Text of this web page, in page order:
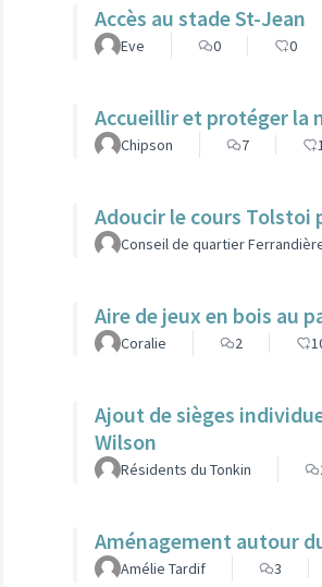
Accès au stade St-Jean
Eve 0 0
Accueillir et protéger la
Chipson 7
Adoucir le cours Tolstoi
Conseil de quartier
Aire de jeux en bois au
Coralie 2
Ajout de sièges
Wilson
Résidents du Tonkin
Aménagement autour
Amélie Tardif 3